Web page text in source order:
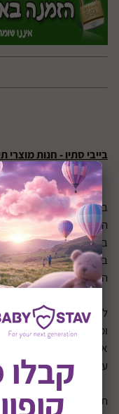
בייבי סתיו - חנות
הייתה חנות למכירת
בייבי סתיו שמה לעצמה
בטיחותיים ביותר,
הנמוך ואטרקטיבי ביותר
למעלה מ-30
ומענה מיידי. כתוצאה
אצלנו מוצרים עבור
עם מיטב מוצרינו.
תודות לעידן האינטרנט
קבלו